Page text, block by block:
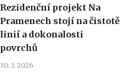
Rezidenční projekt Na
Pramenech stojí na čistotě
linií a dokonalosti
povrchů
30. 3. 2026